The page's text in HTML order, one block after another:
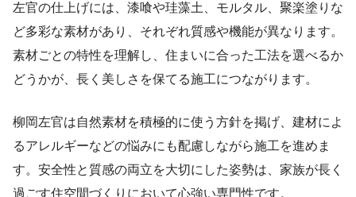
左官の仕上げには、漆喰や珪藻土、モルタル、聚楽塗りな
ど多彩な素材があり、それぞれ質感や機能が異なります。
素材ごとの特性を理解し、住まいに合った工法を選べるか
どうかが、長く美しさを保てる施工につながります。
柳岡左官は自然素材を積極的に使う方針を掲げ、建材によ
るアレルギーなどの悩みにも配慮しながら施工を進めま
す。安全性と質感の両立を大切にした姿勢は、家族が長く
過ごす住空間づくりにおいて心強い専門性です。